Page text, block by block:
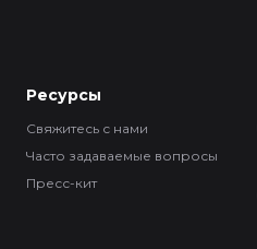
Ресурсы
Свяжитесь с нами
Часто задаваемые вопросы
Пресс-кит